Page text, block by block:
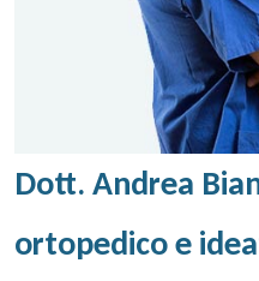
Dott. Andrea
ortopedico e